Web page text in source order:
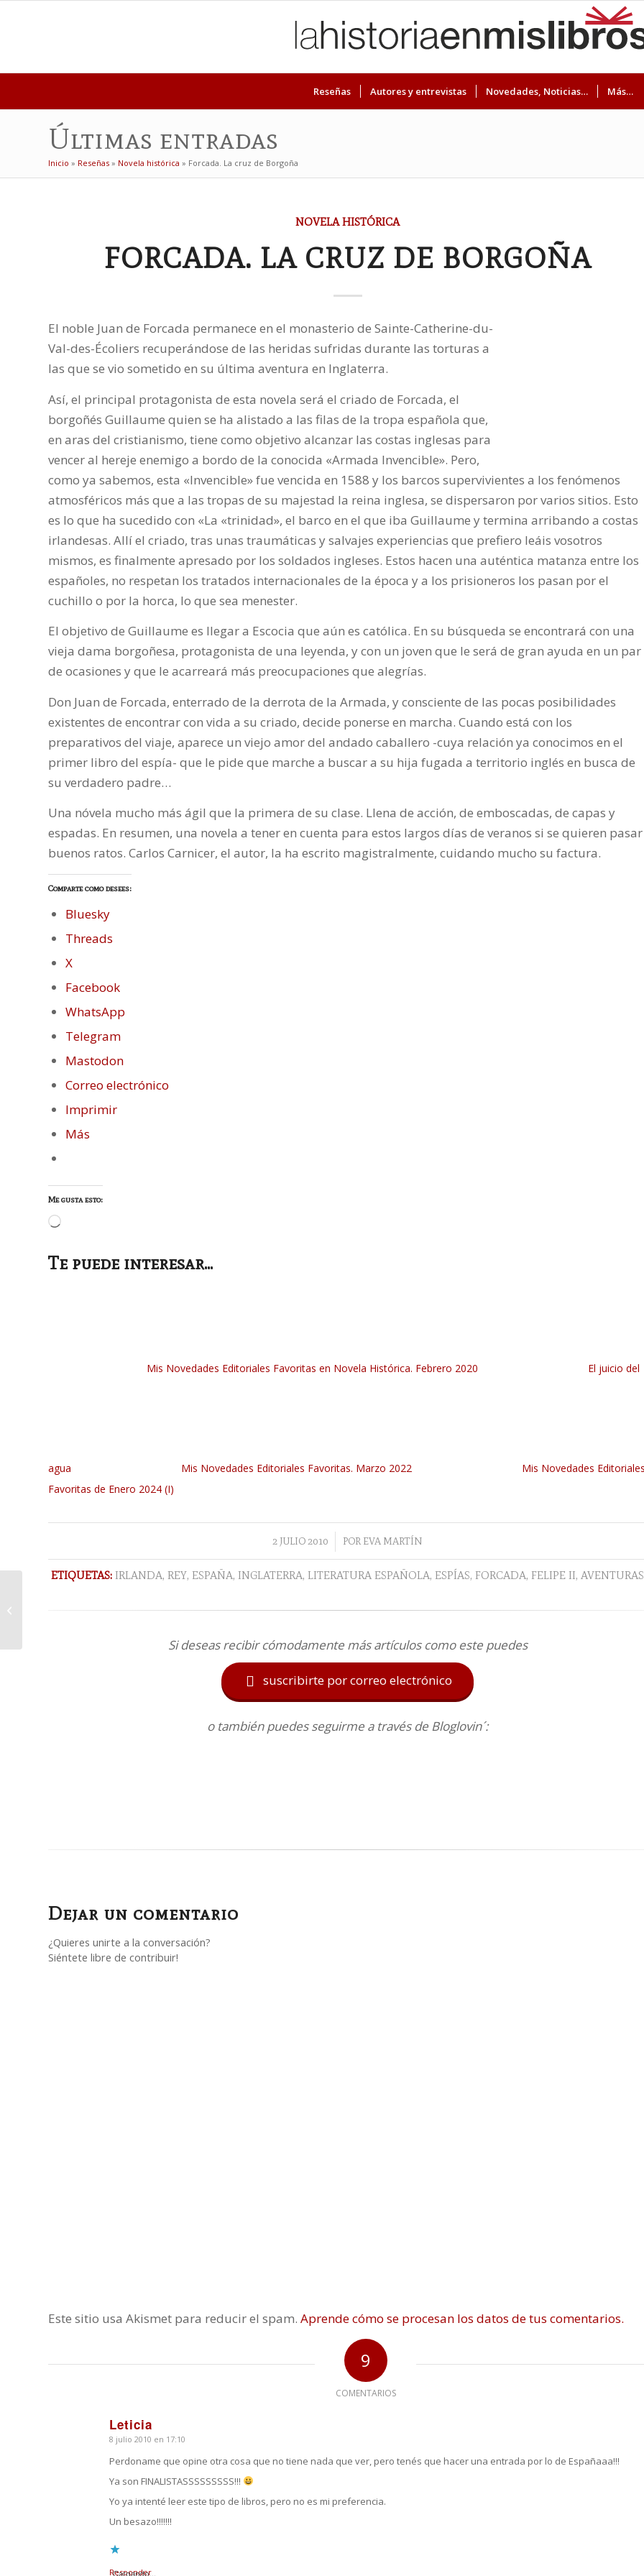
Reseñas Autores y entrevistas Novedades, Noticias… Más…
Últimas entradas
Inicio » Reseñas » Novela histórica » Forcada. La cruz de Borgoña
NOVELA HISTÓRICA
FORCADA. LA CRUZ DE BORGOÑA
El noble Juan de Forcada permanece en el monasterio de Sainte-Catherine-du-
Val-des-Écoliers recuperándose de las heridas sufridas durante las torturas a
las que se vio sometido en su última aventura en Inglaterra.
Así, el principal protagonista de esta novela será el criado de Forcada, el
borgoñés Guillaume quien se ha alistado a las filas de la tropa española que,
en aras del cristianismo, tiene como objetivo alcanzar las costas inglesas para
vencer al hereje enemigo a bordo de la conocida «Armada Invencible». Pero,
como ya sabemos, esta «Invencible» fue vencida en 1588 y los barcos supervivientes a los fenómenos
atmosféricos más que a las tropas de su majestad la reina inglesa, se dispersaron por varios sitios. Esto
es lo que ha sucedido con «La «trinidad», el barco en el que iba Guillaume y termina arribando a costas
irlandesas. Allí el criado, tras unas traumáticas y salvajes experiencias que prefiero leáis vosotros
mismos, es finalmente apresado por los soldados ingleses. Estos hacen una auténtica matanza entre los
españoles, no respetan los tratados internacionales de la época y a los prisioneros los pasan por el
cuchillo o por la horca, lo que sea menester.
El objetivo de Guillaume es llegar a Escocia que aún es católica. En su búsqueda se encontrará con una
vieja dama borgoñesa, protagonista de una leyenda, y con un joven que le será de gran ayuda en un par
de ocasiones y que le acarreará más preocupaciones que alegrías.
Don Juan de Forcada, enterrado de la derrota de la Armada, y consciente de las pocas posibilidades
existentes de encontrar con vida a su criado, decide ponerse en marcha. Cuando está con los
preparativos del viaje, aparece un viejo amor del andado caballero -cuya relación ya conocimos en el
primer libro del espía- que le pide que marche a buscar a su hija fugada a territorio inglés en busca de
su verdadero padre…
Una nóvela mucho más ágil que la primera de su clase. Llena de acción, de emboscadas, de capas y
espadas. En resumen, una novela a tener en cuenta para estos largos días de veranos si se quieren pasar
buenos ratos. Carlos Carnicer, el autor, la ha escrito magistralmente, cuidando mucho su factura.
Comparte como desees:
Bluesky
Threads
X
Facebook
WhatsApp
Telegram
Mastodon
Correo electrónico
Imprimir
Más
Me gusta esto:
Cargando...
Te puede interesar...
Mis Novedades Editoriales Favoritas en Novela Histórica. Febrero 2020 El juicio del
agua Mis Novedades Editoriales Favoritas. Marzo 2022
Mis Novedades Editoriales
Favoritas de Enero 2024 (I)
2 JULIO 2010
/ POR EVA MARTÍN
ETIQUETAS: IRLANDA,REY, ESPAÑA, INGLATERRA, LITERATURA ESPAÑOLA, ESPÍAS, FORCADA, FELIPE II, AVENTURAS
Si deseas recibir cómodamente más artículos como este puedes
 suscribirte por correo electrónico
o también puedes seguirme a través de Bloglovin´:
Dejar un comentario
¿Quieres unirte a la conversación?
Siéntete libre de contribuir!
Este sitio usa Akismet para reducir el spam. Aprende cómo se procesan los datos de tus comentarios.
9
COMENTARIOS
Leticia
Dice:
8 julio 2010 en 17:10
Perdoname que opine otra cosa que no tiene nada que ver, pero tenés que hacer una entrada por lo de Españaaa!!!
Ya son FINALISTASSSSSSSSS!!!
Yo ya intenté leer este tipo de libros, pero no es mi preferencia.
Un besazo!!!!!!!
Cargando...
Responder